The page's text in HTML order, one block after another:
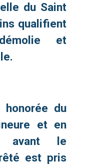
du Saint
qualifient
et
du
et en
avant le
est pris